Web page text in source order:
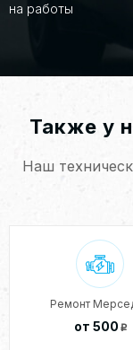
на работы
Также у
Наш
Ремонт
от 500 p